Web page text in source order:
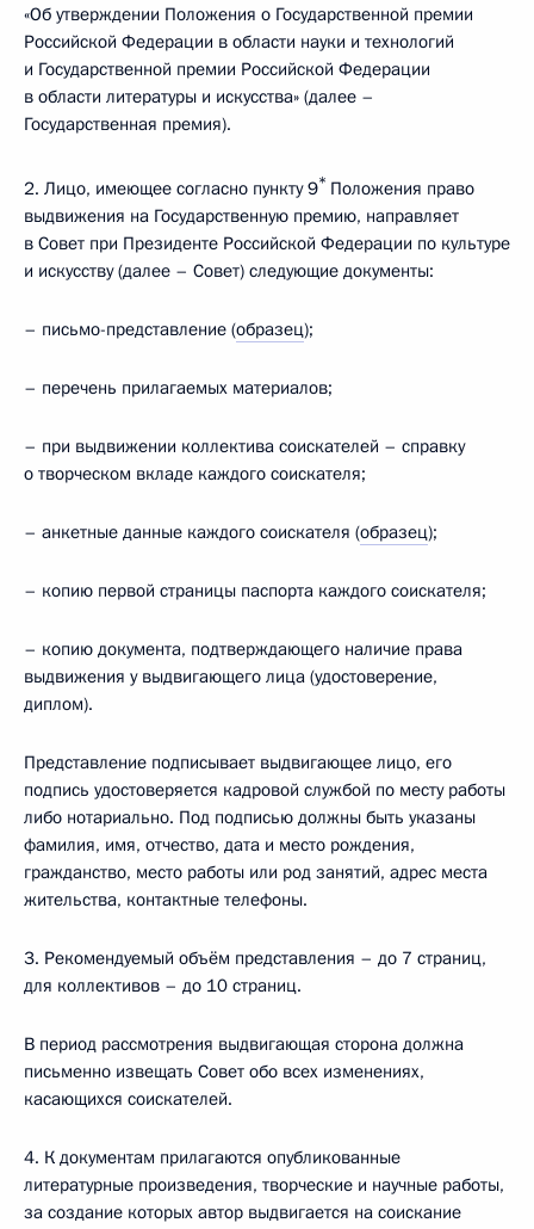
«Об утверждении Положения о Государственной премии
Российской Федерации в области науки и технологий
и Государственной премии Российской Федерации
в области литературы и искусства» (далее –
Государственная премия).
2. Лицо, имеющее согласно пункту 9* Положения право
выдвижения на Государственную премию, направляет
в Совет при Президенте Российской Федерации по культуре
и искусству (далее – Совет) следующие документы:
– письмо-представление (образец);
– перечень прилагаемых материалов;
– при выдвижении коллектива соискателей – справку
о творческом вкладе каждого соискателя;
– анкетные данные каждого соискателя (образец);
– копию первой страницы паспорта каждого соискателя;
– копию документа, подтверждающего наличие права
выдвижения у выдвигающего лица (удостоверение,
диплом).
Представление подписывает выдвигающее лицо, его
подпись удостоверяется кадровой службой по месту работы
либо нотариально. Под подписью должны быть указаны
фамилия, имя, отчество, дата и место рождения,
гражданство, место работы или род занятий, адрес места
жительства, контактные телефоны.
3. Рекомендуемый объём представления – до 7 страниц,
для коллективов – до 10 страниц.
В период рассмотрения выдвигающая сторона должна
письменно извещать Совет обо всех изменениях,
касающихся соискателей.
4. К документам прилагаются опубликованные
литературные произведения, творческие и научные работы,
за создание которых автор выдвигается на соискание